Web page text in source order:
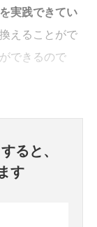
実践できてい
えることがで
できるので
すると、
す